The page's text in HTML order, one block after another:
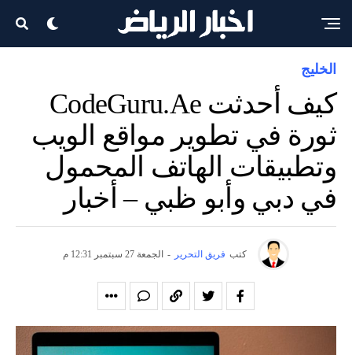
الخليج
كيف أحدثت CodeGuru.ae
ثورة في تطوير مواقع الويب
وتطبيقات الهاتف المحمول
في دبي وأبو ظبي – أخبار
كتب فريق التحرير - الجمعة 27 سبتمبر 12:31 م